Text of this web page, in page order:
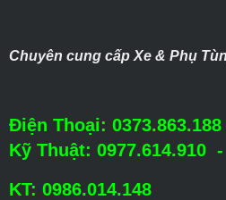
Chuyên cung cấp Xe & Phụ
Điện Thoại:
Kỹ Thuật: 0977.614.910
KT: 0986.014.148